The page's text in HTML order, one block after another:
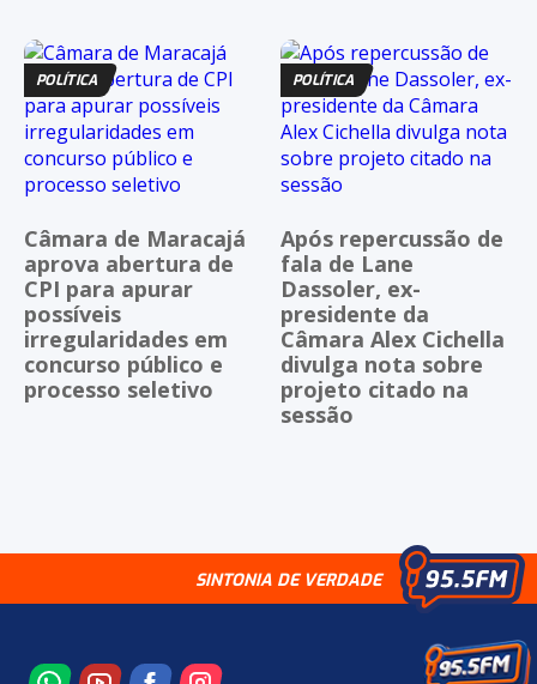
POLÍTICA
Câmara de Maracajá
aprova abertura de
CPI para apurar
possíveis
irregularidades em
concurso público e
processo seletivo
POLÍTICA
Após repercussão de
fala de Lane
Dassoler, ex-
presidente da
Câmara Alex Cichella
divulga nota sobre
projeto citado na
sessão
SINTONIA DE VERDADE